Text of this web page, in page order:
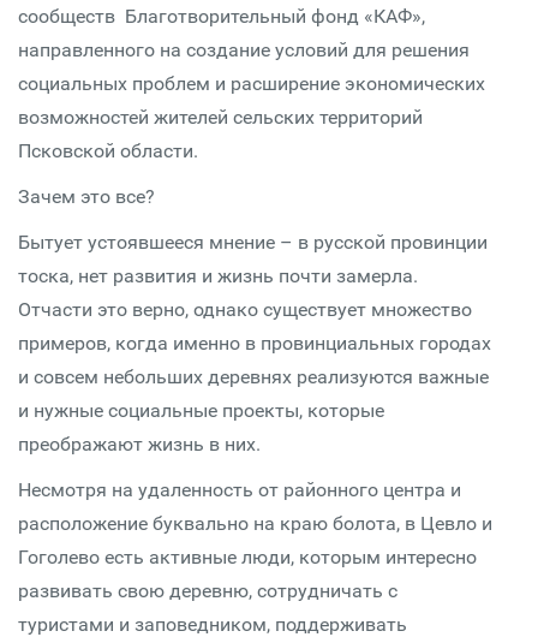
сообществ Благотворительный фонд «КАФ»,
направленного на создание условий для решения
социальных проблем и расширение экономических
возможностей жителей сельских территорий
Псковской области.
Зачем это все?
Бытует устоявшееся мнение – в русской провинции
тоска, нет развития и жизнь почти замерла.
Отчасти это верно, однако существует множество
примеров, когда именно в провинциальных городах
и совсем небольших деревнях реализуются важные
и нужные социальные проекты, которые
преображают жизнь в них.
Несмотря на удаленность от районного центра и
расположение буквально на краю болота, в Цевло и
Гоголево есть активные люди, которым интересно
развивать свою деревню, сотрудничать с
туристами и заповедником, поддерживать